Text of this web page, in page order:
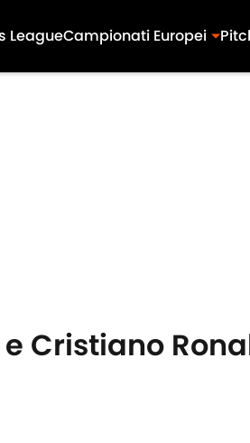
LeagueCampionati Europei
Cristiano